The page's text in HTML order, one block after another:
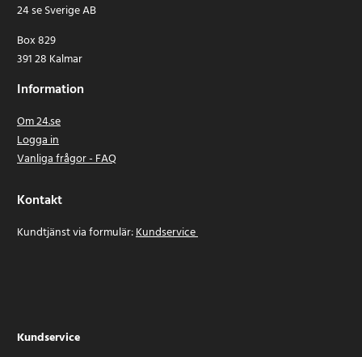
24 se Sverige AB
Box 829
391 28 Kalmar
Information
Om 24.se
Logga in
Vanliga frågor - FAQ
Kontakt
Kundtjänst via formulär:Kundservice
Kundservice